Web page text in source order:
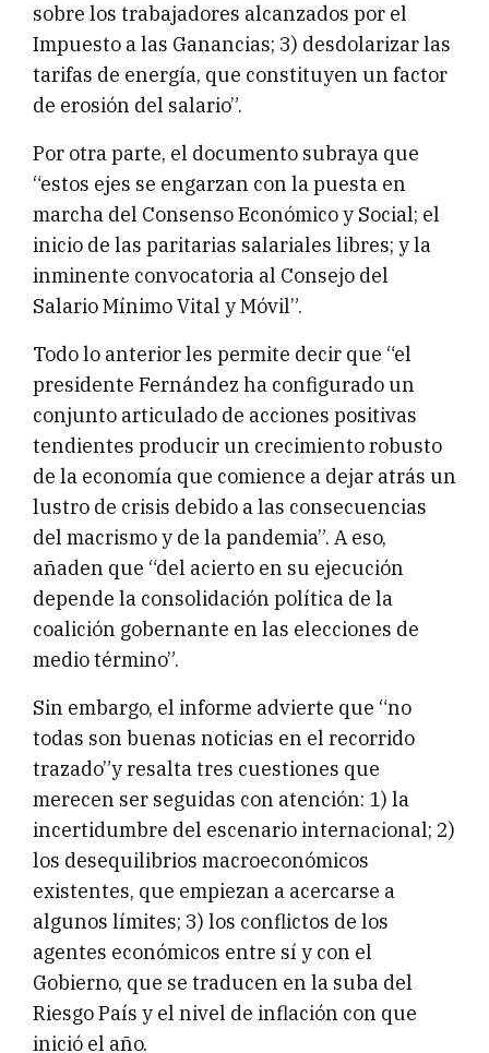
sobre los trabajadores alcanzados por el
Impuesto a las Ganancias; 3) desdolarizar las
tarifas de energía, que constituyen un factor
de erosión del salario”.
Por otra parte, el documento subraya que
“estos ejes se engarzan con la puesta en
marcha del Consenso Económico y Social; el
inicio de las paritarias salariales libres; y la
inminente convocatoria al Consejo del
Salario Mínimo Vital y Móvil”.
Todo lo anterior les permite decir que “el
presidente Fernández ha configurado un
conjunto articulado de acciones positivas
tendientes producir un crecimiento robusto
de la economía que comience a dejar atrás un
lustro de crisis debido a las consecuencias
del macrismo y de la pandemia”. A eso,
añaden que “del acierto en su ejecución
depende la consolidación política de la
coalición gobernante en las elecciones de
medio término”.
Sin embargo, el informe advierte que “no
todas son buenas noticias en el recorrido
trazado”y resalta tres cuestiones que
merecen ser seguidas con atención: 1) la
incertidumbre del escenario internacional; 2)
los desequilibrios macroeconómicos
existentes, que empiezan a acercarse a
algunos límites; 3) los conflictos de los
agentes económicos entre sí y con el
Gobierno, que se traducen en la suba del
Riesgo País y el nivel de inflación con que
inició el año.